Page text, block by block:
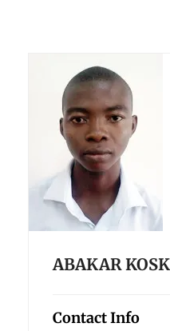
ABAKAR
Contact Info